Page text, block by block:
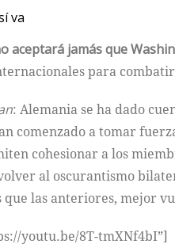
va
aceptará jamás que
para
: Alemania se ha dado
comenzado a tomar
cohesionar a los
al oscurantismo
las anteriores, mejor
youtu.be/8T-tmXNf4bI”]